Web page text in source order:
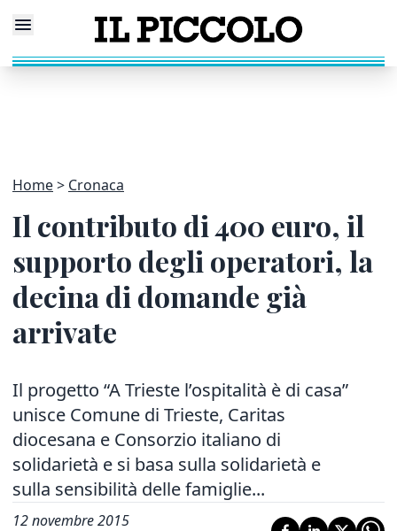
Home Cronaca
Il contributo di 400 euro, il
supporto degli operatori, la
decina di domande già
arrivate
Il progetto “A Trieste l’ospitalità è di casa”
unisce Comune di Trieste, Caritas
diocesana e Consorzio italiano di
solidarietà e si basa sulla solidarietà e
sulla sensibilità delle famiglie...
12 novembre 2015